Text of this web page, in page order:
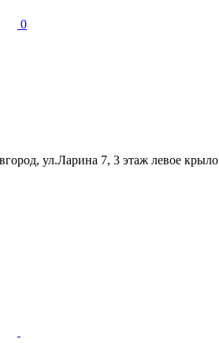
0
ул.Ларина 7, 3 этаж левое крыло